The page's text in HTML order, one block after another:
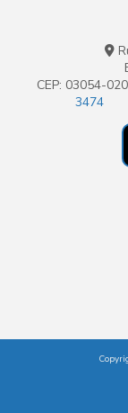
CEP: 03054-020
3474